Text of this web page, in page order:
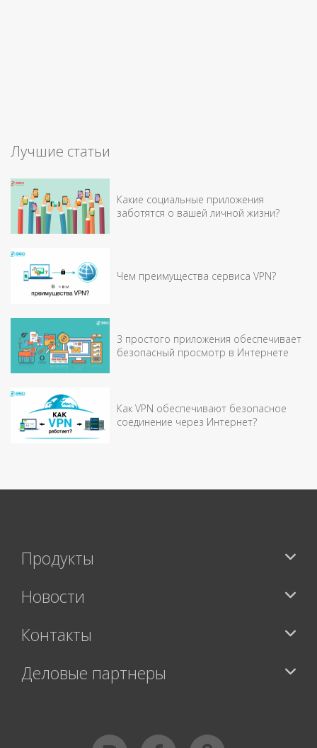
Лучшие статьи
Какие социальные приложения
заботятся о вашей личной жизни?
Чем преимущества сервиса VPN?
3 простого приложения обеспечивает
безопасный просмотр в Интернете
Как VPN обеспечивают безопасное
соединение через Интернет?
Продукты
Новости
Контакты
Деловые партнеры